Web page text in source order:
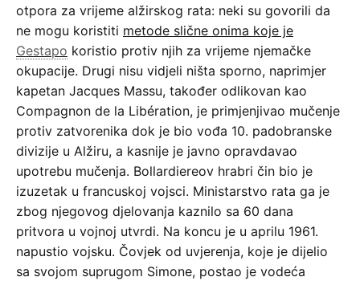
otpora za vrijeme alžirskog rata: neki su govorili da
ne mogu koristiti metode slične onima koje je
Gestapo koristio protiv njih za vrijeme njemačke
okupacije. Drugi nisu vidjeli ništa sporno, naprimjer
kapetan Jacques Massu, također odlikovan kao
Compagnon de la Libération, je primjenjivao mučenje
protiv zatvorenika dok je bio vođa 10. padobranske
divizije u Alžiru, a kasnije je javno opravdavao
upotrebu mučenja. Bollardiereov hrabri čin bio je
izuzetak u francuskoj vojsci. Ministarstvo rata ga je
zbog njegovog djelovanja kaznilo sa 60 dana
pritvora u vojnoj utvrdi. Na koncu je u aprilu 1961.
napustio vojsku. Čovjek od uvjerenja, koje je dijelio
sa svojom suprugom Simone, postao je vodeća